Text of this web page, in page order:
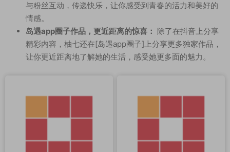
与粉丝互动，传递快乐，让你感受到青春的活力和美好的
情感。
岛遇app圈子作品，更近距离的惊喜： 除了在抖音上分享
精彩内容，柚七还在[岛遇app圈子]上分享更多独家作品，
让你更近距离地了解她的生活，感受她更多面的魅力。